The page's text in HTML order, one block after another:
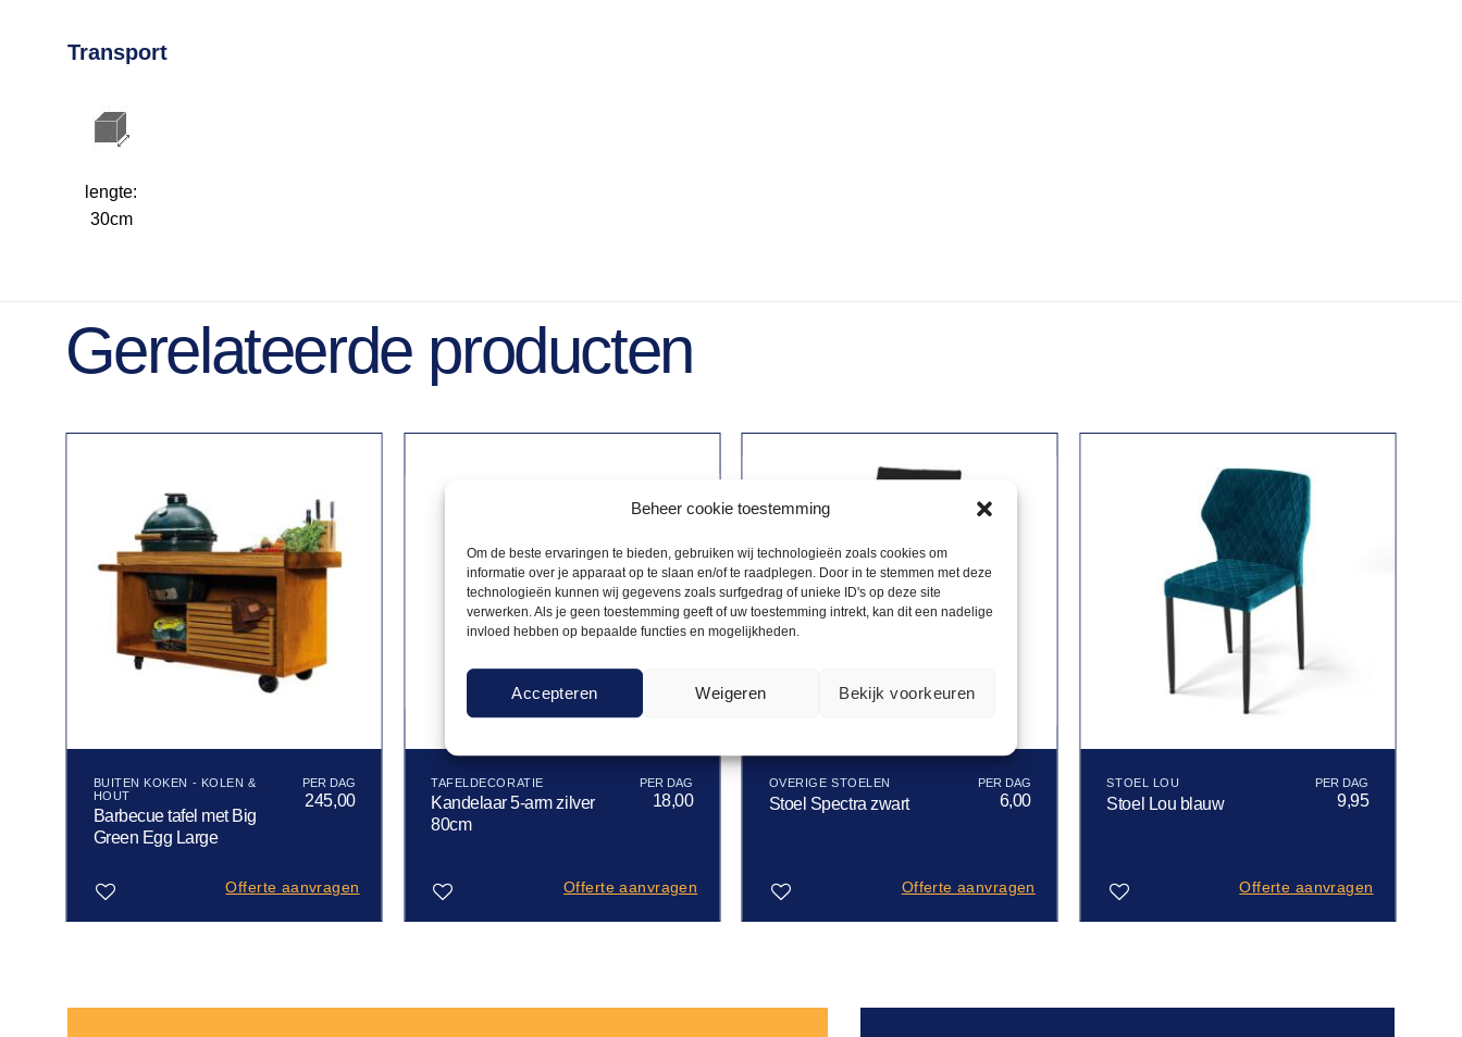
Beheer cookie toestemming
Om de beste ervaringen te bieden, gebruiken wij technologieën zoals cookies om
informatie over je apparaat op te slaan en/of te raadplegen. Door in te stemmen met deze
technologieën kunnen wij gegevens zoals surfgedrag of unieke ID's op deze site
verwerken. Als je geen toestemming geeft of uw toestemming intrekt, kan dit een nadelige
invloed hebben op bepaalde functies en mogelijkheden.
Accepteren Weigeren Bekijk voorkeuren
Transport
lengte:
30cm
Gerelateerde producten
BUITEN KOKEN - KOLEN &
HOUT
Barbecue tafel met Big
Green Egg Large
245,00
Offerte aanvragen
TAFELDECORATIE
Kandelaar 5-arm zilver
80cm
18,00
Offerte aanvragen
OVERIGE STOELEN
Stoel Spectra zwart 6,00
Offerte aanvragen
STOEL LOU
Stoel Lou blauw 9,95
Offerte aanvragen